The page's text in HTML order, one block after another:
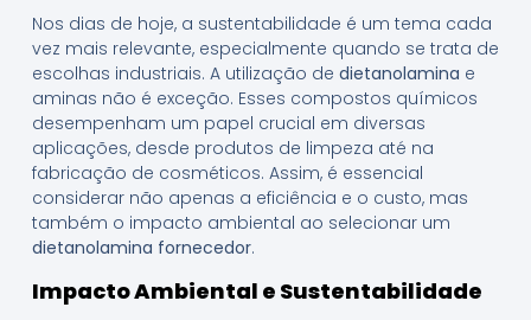
Nos dias de hoje, a sustentabilidade é um tema cada
vez mais relevante, especialmente quando se trata de
escolhas industriais. A utilização de dietanolamina e
aminas não é exceção. Esses compostos químicos
desempenham um papel crucial em diversas
aplicações, desde produtos de limpeza até na
fabricação de cosméticos. Assim, é essencial
considerar não apenas a eficiência e o custo, mas
também o impacto ambiental ao selecionar um
dietanolamina fornecedor.
Impacto Ambiental e Sustentabilidade